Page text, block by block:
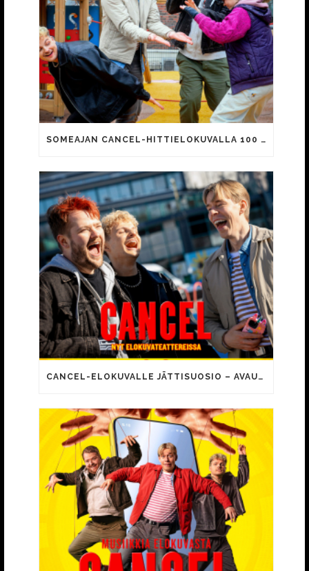
SOMEAJAN CANCEL-HITTIELOKUVALLA 100 000 KATSOJAA!
CANCEL-ELOKUVALLE JÄTTISUOSIO – AVAUSPÄIVÄNÄ JO 15 492 KATSOJAA!